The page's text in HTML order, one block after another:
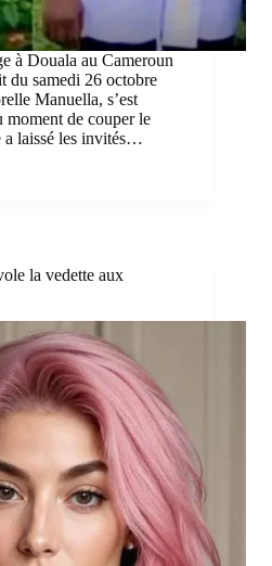
à Douala au Cameroun
du samedi 26 octobre
Manuella, s’est
moment de couper le
a laissé les invités…
la vedette aux